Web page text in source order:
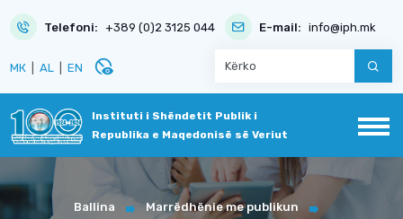
Telefoni: +389 (0)2 3125 044 E-mail: info@iph.mk
МК AL EN disabled_visible
Instituti i Shëndetit Publik i
Republika e Maqedonisë së Veriut
Ballina Marrëdhënie me publikun